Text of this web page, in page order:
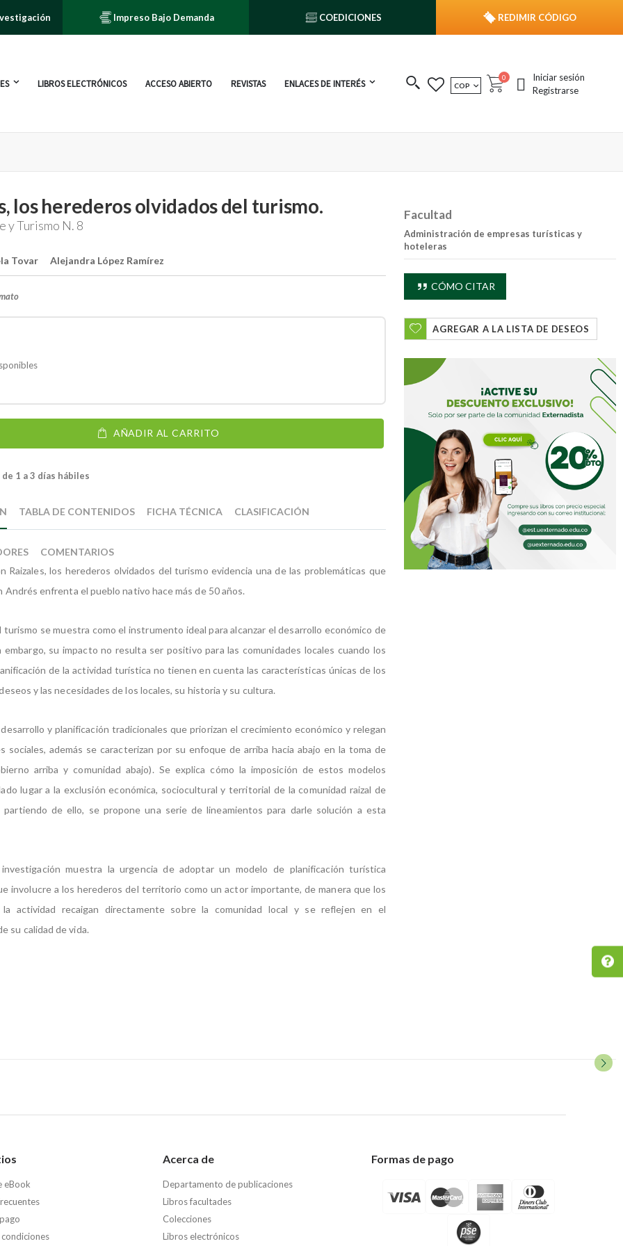
Impreso Bajo Demanda COEDICIONES REDIMIR CÓDIGO
LIBROS ELECTRÓNICOS ACCESO ABIERTO REVISTAS ENLACES DE INTERÉS MONEDA
COP Cart
0 publicacionesIniciar sesión
Registrarse
los herederos olvidados del turismo.
y Turismo N. 8
Tovar
Alejandra López Ramírez
AÑADIR AL CARRITO
1 a 3 días hábiles
Raizales, los herederos olvidados del turismo evidencia una de las problemáticas que
Andrés enfrenta el pueblo nativo hace más de 50 años.
turismo se muestra como el instrumento ideal para alcanzar el desarrollo económico de
embargo, su impacto no resulta ser positivo para las comunidades locales cuando los
de la actividad turística no tienen en cuenta las características únicas de los
y las necesidades de los locales, su historia y su cultura.
y planificación tradicionales que priorizan el crecimiento económico y relegan
sociales, además se caracterizan por su enfoque de arriba hacia abajo en la toma de
arriba y comunidad abajo). Se explica cómo la imposición de estos modelos
lugar a la exclusión económica, sociocultural y territorial de la comunidad raizal de
partiendo de ello, se propone una serie de lineamientos para darle solución a esta
muestra la urgencia de adoptar un modelo de planificación turística
involucre a los herederos del territorio como un actor importante, de manera que los
actividad recaigan directamente sobre la comunidad local y se reflejen en el
su calidad de vida.
TABLA DE CONTENIDOS FICHA TÉCNICA CLASIFICACIÓN
COMENTARIOS
Facultad
Administración de empresas turísticas y
hoteleras
CÓMO CITAR
AGREGAR A LA LISTA DE DESEOS
eBook
Acerca de
Departamento de publicaciones
Libros facultades
Colecciones
Libros electrónicos
Formas de pago